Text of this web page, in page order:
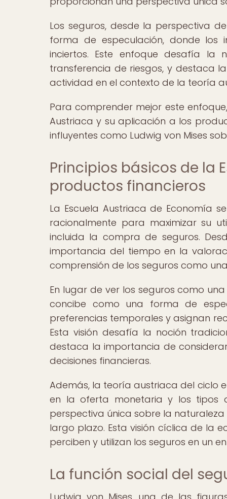
Los seguros, desde la perspectiva
forma de especulación, donde los
inciertos. Este enfoque desafía la
transferencia de riesgos, y destaca
actividad en el contexto de la teoría
Para comprender mejor este
Austriaca y su aplicación a los
influyentes como Ludwig von Mises
Principios básicos de la
productos financieros
La Escuela Austriaca de Economía
racionalmente para maximizar su
incluida la compra de seguros.
importancia del tiempo en la
comprensión de los seguros como
En lugar de ver los seguros como
concibe como una forma de
preferencias temporales y asignan
Esta visión desafía la noción
destaca la importancia de
decisiones financieras.
Además, la teoría austriaca del ciclo
en la oferta monetaria y los tipos
perspectiva única sobre la
largo plazo. Esta visión cíclica de la
perciben y utilizan los seguros en un
La función social del